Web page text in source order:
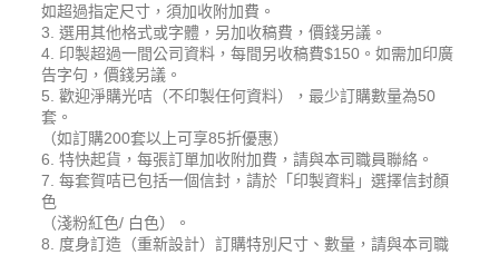
如超過指定尺寸，須加收附加費。
3. 選用其他格式或字體，另加收稿費，價錢另議。
4. 印製超過一間公司資料，每間另收稿費$150。如需加印廣
告字句，價錢另議。
5. 歡迎淨購光咭（不印製任何資料），最少訂購數量為50
套。
（如訂購200套以上可享85折優惠）
6. 特快起貨，每張訂單加收附加費，請與本司職員聯絡。
7. 每套賀咭已包括一個信封，請於「印製資料」選擇信封顏
色
（淺粉紅色/ 白色）。
8. 度身訂造（重新設計）訂購特別尺寸、數量，請與本司職